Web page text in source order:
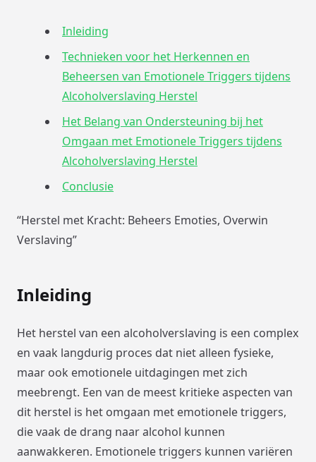
Inleiding
Technieken voor het Herkennen en
Beheersen van Emotionele Triggers tijdens
Alcoholverslaving Herstel
Het Belang van Ondersteuning bij het
Omgaan met Emotionele Triggers tijdens
Alcoholverslaving Herstel
Conclusie
“Herstel met Kracht: Beheers Emoties, Overwin
Verslaving”
Inleiding
Het herstel van een alcoholverslaving is een complex
en vaak langdurig proces dat niet alleen fysieke,
maar ook emotionele uitdagingen met zich
meebrengt. Een van de meest kritieke aspecten van
dit herstel is het omgaan met emotionele triggers,
die vaak de drang naar alcohol kunnen
aanwakkeren. Emotionele triggers kunnen variëren